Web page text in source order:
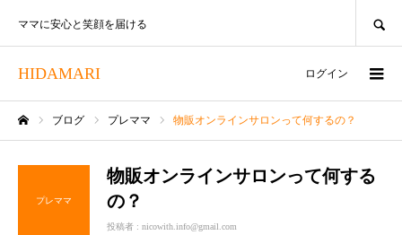
HIDAMARI
ママに安心と笑顔を届ける
ログイン
ブログ プレママ 物販オンラインサロンって何するの？
プレママ
物販オンラインサロンって何する
の？
投稿者 : nicowith.info@gmail.com